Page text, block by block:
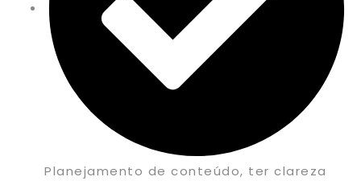
Planejamento de conteúdo, ter clareza